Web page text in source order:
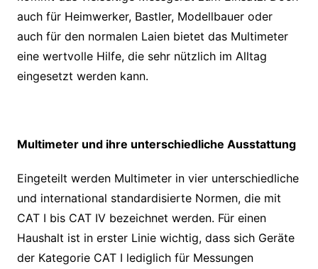
auch für Heimwerker, Bastler, Modellbauer oder
auch für den normalen Laien bietet das Multimeter
eine wertvolle Hilfe, die sehr nützlich im Alltag
eingesetzt werden kann.
Multimeter und ihre unterschiedliche Ausstattung
Eingeteilt werden Multimeter in vier unterschiedliche
und international standardisierte Normen, die mit
CAT I bis CAT IV bezeichnet werden. Für einen
Haushalt ist in erster Linie wichtig, dass sich Geräte
der Kategorie CAT I lediglich für Messungen